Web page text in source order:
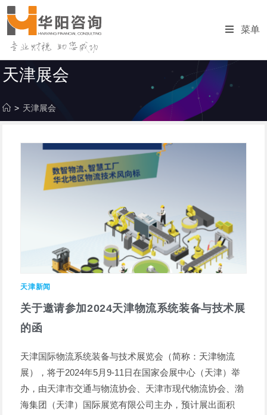
跳
转
至
容
菜单
天津展会
> 天津展会
天津新闻
关于邀请参加2024天津物流系统装备与技术展
的函
天津国际物流系统装备与技术展览会（简称：天津物流
展），将于2024年5月9-11日在国家会展中心（天津）举
办，由天津市交通与物流协会、天津市现代物流协会、渤
海集团（天津）国际展览有限公司主办，预计展出面积